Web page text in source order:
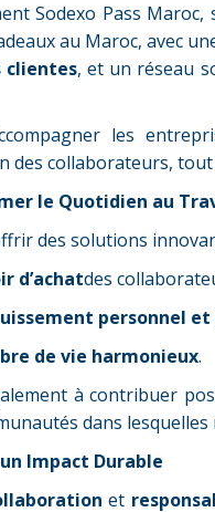
Sodexo Pass
au Maroc, avec
clientes, et un réseau
les
des collaborateurs,
le Quotidien au
des solutions
d’achatdes
personnel
de vie harmonieux.
à contribuer
dans
Impact Durable
et